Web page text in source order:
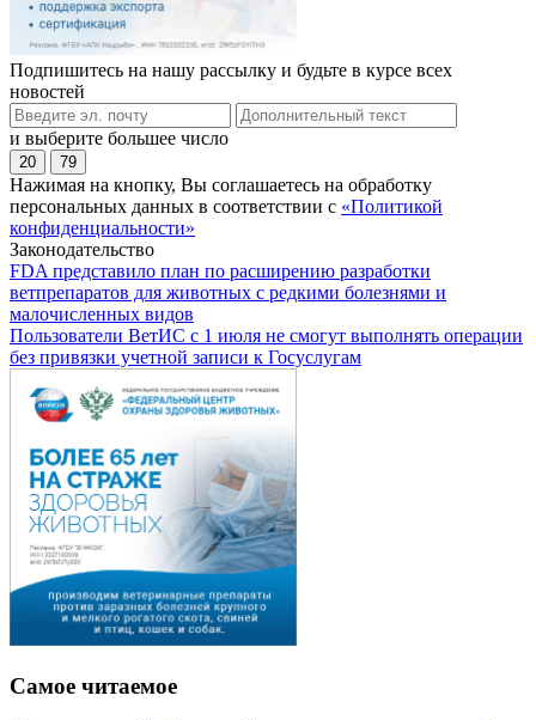
Подпишитесь на нашу рассылку и будьте в курсе всех
новостей
и выберите большее число
20 79
Нажимая на кнопку, Вы соглашаетесь на обработку
персональных данных в соответствии с «Политикой
конфиденциальности»
Законодательство
FDA представило план по расширению разработки
ветпрепаратов для животных с редкими болезнями и
малочисленных видов
Пользователи ВетИС с 1 июля не смогут выполнять операции
без привязки учетной записи к Госуслугам
Самое читаемое